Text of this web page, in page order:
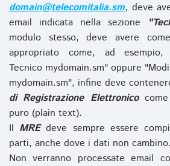
domain@telecomitalia.sm, deve
email indicata nella sezione
modulo stesso, deve avere
appropriato come, ad
Tecnico mydomain.sm" oppure
mydomain.sm", infine deve
di Registrazione Elettronicocome
puro (plain text).
Il MREdeve sempre essere
parti, anche dove i dati non cambino.
Non verranno processate email